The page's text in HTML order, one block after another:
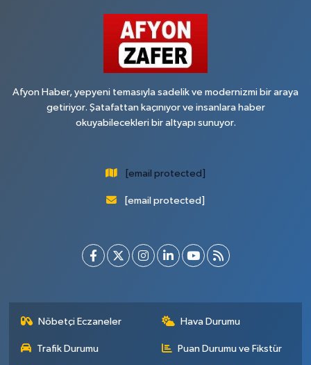
Afyon Haber, yepyeni temasıyla sadelik ve modernizmi bir araya
getiriyor. Şatafattan kaçınıyor ve insanlara haber
okuyabilecekleri bir altyapı sunuyor.
[email protected]
[email protected]
Nöbetçi Eczaneler Hava Durumu
Trafik Durumu Puan Durumu ve Fikstür